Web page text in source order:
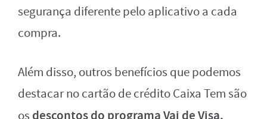
segurança diferente pelo aplicativo a cada
compra.
Além disso, outros benefícios que podemos
destacar no cartão de crédito Caixa Tem são
os descontos do programa Vai de Visa.